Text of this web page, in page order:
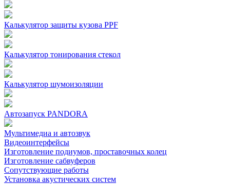
Калькулятор защиты кузова PPF
Калькулятор тонирования стекол
Калькулятор шумоизоляции
Автозапуск PANDORA
Мультимедиа и автозвук
Видеоинтерфейсы
Изготовление подиумов, проставочных колец
Изготовление сабвуферов
Сопутствующие работы
Установка акустических систем